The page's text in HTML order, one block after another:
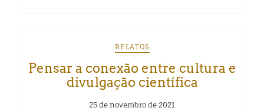
RELATOS
Pensar a conexão entre cultura e
divulgação científica
25 de novembro de 2021